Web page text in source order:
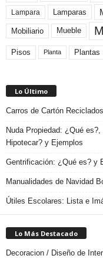
Lampara Lamparas
Mobiliario Mueble
Pisos Planta Plantas
Lo Último
Carros de Cartón
Nuda Propiedad: ¿Qué
Hipotecar? y Ejemplos
Gentrificación: ¿Qué es? y
Manualidades de Navidad
Útiles Escolares: Lista e
Lo Más Destacado
Decoracion / Diseño de